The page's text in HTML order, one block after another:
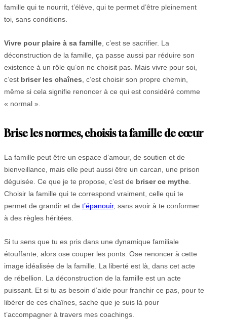
famille qui te nourrit, t’élève, qui te permet d’être pleinement
toi, sans conditions.
Vivre pour plaire à sa famille , c’est se sacrifier. La
déconstruction de la famille, ça passe aussi par réduire son
existence à un rôle qu’on ne choisit pas. Mais vivre pour soi,
c’est briser les chaînes , c’est choisir son propre chemin,
même si cela signifie renoncer à ce qui est considéré comme
« normal ».
Brise les normes, choisis ta famille de cœur
La famille peut être un espace d’amour, de soutien et de
bienveillance, mais elle peut aussi être un carcan, une prison
déguisée. Ce que je te propose, c’est de briser ce mythe.
Choisir la famille qui te correspond vraiment, celle qui te
permet de grandir et de t’épanouir, sans avoir à te conformer
à des règles héritées.
Si tu sens que tu es pris dans une dynamique familiale
étouffante, alors ose couper les ponts. Ose renoncer à cette
image idéalisée de la famille. La liberté est là, dans cet acte
de rébellion. La déconstruction de la famille est un acte
puissant. Et si tu as besoin d’aide pour franchir ce pas, pour te
libérer de ces chaînes, sache que je suis là pour
t’accompagner à travers mes coachings.